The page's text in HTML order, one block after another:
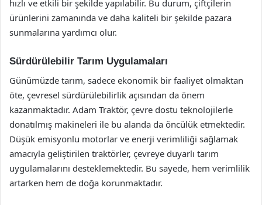
hızlı ve etkili bir şekilde yapılabilir. Bu durum, çiftçilerin
ürünlerini zamanında ve daha kaliteli bir şekilde pazara
sunmalarına yardımcı olur.
Sürdürülebilir Tarım Uygulamaları
Günümüzde tarım, sadece ekonomik bir faaliyet olmaktan
öte, çevresel sürdürülebilirlik açısından da önem
kazanmaktadır. Adam Traktör, çevre dostu teknolojilerle
donatılmış makineleri ile bu alanda da öncülük etmektedir.
Düşük emisyonlu motorlar ve enerji verimliliği sağlamak
amacıyla geliştirilen traktörler, çevreye duyarlı tarım
uygulamalarını desteklemektedir. Bu sayede, hem verimlilik
artarken hem de doğa korunmaktadır.